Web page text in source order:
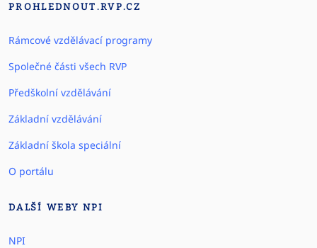
PROHLEDNOUT.RVP.CZ
Rámcové vzdělávací programy
Společné části všech RVP
Předškolní vzdělávání
Základní vzdělávání
Základní škola speciální
O portálu
DALŠÍ WEBY NPI
NPI